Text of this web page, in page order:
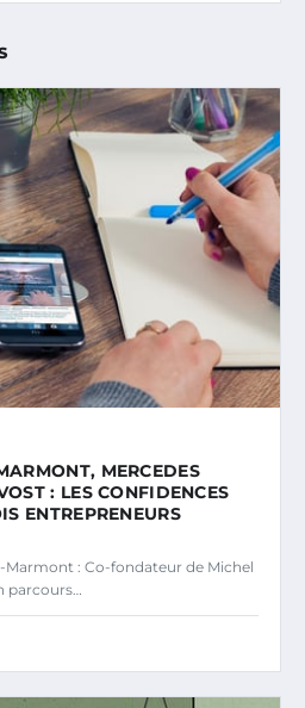
MERCEDES
: LES CONFIDENCES
ENTREPRENEURS
Marmont : Co-fondateur de Michel
parcours…